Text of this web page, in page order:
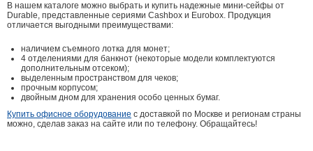
В нашем каталоге можно выбрать и купить надежные мини-сейфы от
Durable, представленные сериями Cashbox и Eurobox. Продукция
отличается выгодными преимуществами:
наличием съемного лотка для монет;
4 отделениями для банкнот (некоторые модели комплектуются
дополнительным отсеком);
выделенным пространством для чеков;
прочным корпусом;
двойным дном для хранения особо ценных бумаг.
Купить офисное оборудование с доставкой по Москве и регионам страны
можно, сделав заказ на сайте или по телефону. Обращайтесь!